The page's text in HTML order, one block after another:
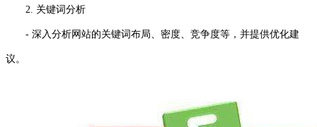
2. 关键词分析
- 深入分析网站的关键词布局、密度、竞争度等，并提供优化建
议。